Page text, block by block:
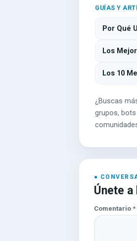
GUÍAS Y
Por Qué
Los
Los 10
¿Buscas
grupos,
Únete
Comentario *